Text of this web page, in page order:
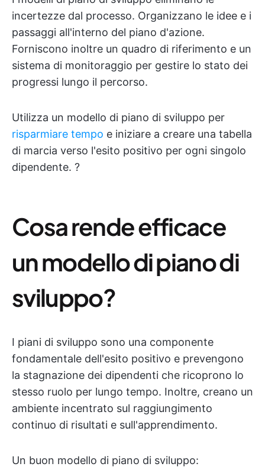
incertezze dal processo. Organizzano le idee e i
passaggi all'interno del piano d'azione.
Forniscono inoltre un quadro di riferimento e un
sistema di monitoraggio per gestire lo stato dei
progressi lungo il percorso.
Utilizza un modello di piano di sviluppo per
risparmiare tempo e iniziare a creare una tabella
di marcia verso l'esito positivo per ogni singolo
dipendente. ?
Cosa rende efficace
un modello di piano di
sviluppo?
I piani di sviluppo sono una componente
fondamentale dell'esito positivo e prevengono
la stagnazione dei dipendenti che ricoprono lo
stesso ruolo per lungo tempo. Inoltre, creano un
ambiente incentrato sul raggiungimento
continuo di risultati e sull'apprendimento.
Un buon modello di piano di sviluppo: